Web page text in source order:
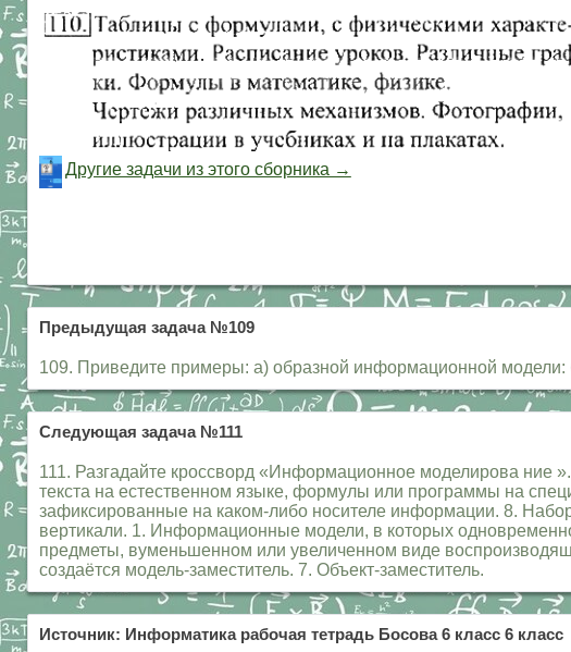
Другие задачи из этого сборника →
Предыдущая задача №109
109. Приведите примеры: а) образной информационной
Следующая задача №111
111. Разгадайте кроссворд «Информационное моделирова ние
текста на естественном языке, формулы или программы на
зафиксированные на каком-либо носителе информации. 8.
вертикали. 1. Информационные модели, в которых
предметы, вуменьшенном или увеличенном виде
создаётся модель-заместитель. 7. Объект-заместитель.
Источник: Информатика рабочая тетрадь Босова 6 класс 6 класс